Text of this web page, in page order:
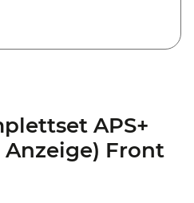
APS+
Front